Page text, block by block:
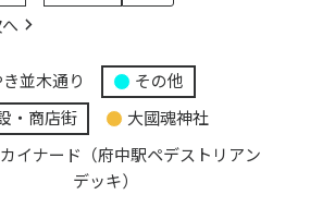
並木通り
その他
・商店街
大國魂神社
イナード（府中駅ペデストリアン
デッキ）